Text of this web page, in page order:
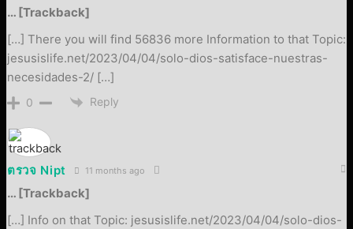
… [Trackback]
[…] There you will find 56836 more Information to that Topic:
jesusislife.net/2023/04/04/solo-dios-satisface-nuestras-
necesidades-2/ […]
0 Reply
ตรวจ Nipt 11 months ago
… [Trackback]
[…] Info on that Topic: jesusislife.net/2023/04/04/solo-dios-